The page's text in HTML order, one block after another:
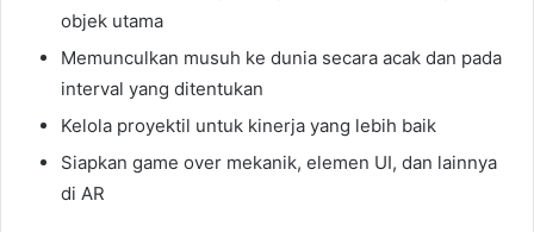
objek utama
Memunculkan musuh ke dunia secara acak dan pada
interval yang ditentukan
Kelola proyektil untuk kinerja yang lebih baik
Siapkan game over mekanik, elemen UI, dan lainnya
di AR